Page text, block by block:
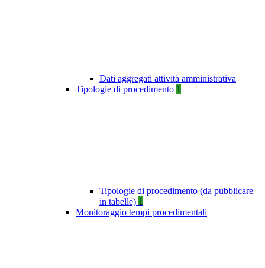
Dati aggregati attività amministrativa
Tipologie di procedimento 1
Tipologie di procedimento (da pubblicare
in tabelle) 1
Monitoraggio tempi procedimentali